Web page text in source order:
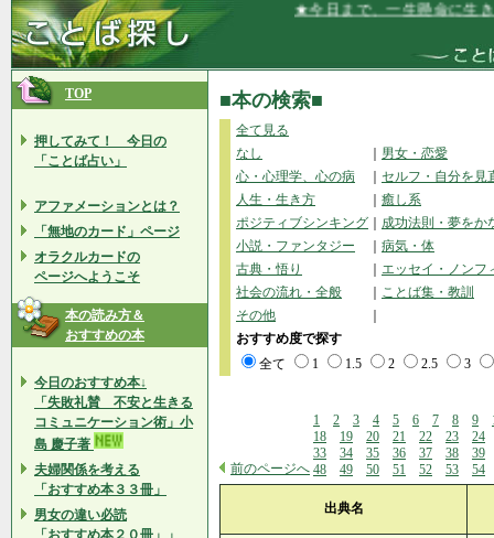
★今日まで、一生懸命に生きてき
TOP
押してみて！ 今日の
「ことば占い」
アファメーションとは？
「無地のカード」ページ
オラクルカードの
ページへようこそ
本の読み方＆
おすすめの本
今日のおすすめ本↓
「失敗礼賛 不安と生きる
コミュニケーション術」小
島 慶子著
夫婦関係を考える
「おすすめ本３３冊」
男女の違い必読
「おすすめ本２０冊」」
■本の検索■
全て見る
なし
男女・恋愛
心・心理学、心の病
セルフ・自分を見
人生・生き方
癒し系
ポジティブシンキング
成功法則・夢をか
小説・ファンタジー
病気・体
古典・悟り
エッセイ・ノンフ
社会の流れ・全般
ことば集・教訓
その他
おすすめ度で探す
全て
1 1.5 2 2.5 3
前のページへ
1 2 3 4 5 6 7 8 9
18
19 20 21 22 23
24
33
34 35 36 37 38
39
48
49 50 51 52 53 54
出典名